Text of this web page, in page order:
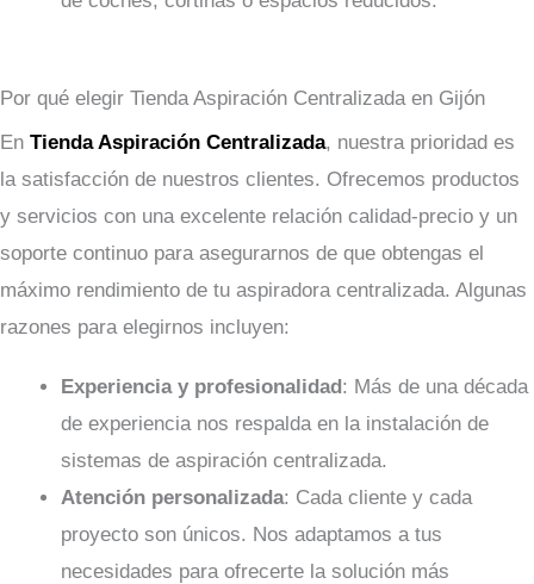
Por qué elegir Tienda Aspiración Centralizada en Gijón
En Tienda Aspiración Centralizada, nuestra prioridad es
la satisfacción de nuestros clientes. Ofrecemos productos
y servicios con una excelente relación calidad-precio y un
soporte continuo para asegurarnos de que obtengas el
máximo rendimiento de tu aspiradora centralizada. Algunas
razones para elegirnos incluyen:
Experiencia y profesionalidad: Más de una década
de experiencia nos respalda en la instalación de
sistemas de aspiración centralizada.
Atención personalizada: Cada cliente y cada
proyecto son únicos. Nos adaptamos a tus
necesidades para ofrecerte la solución más